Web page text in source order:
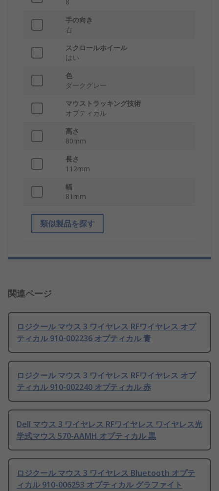
8
手の向き
右
スクロールホイール
はい
色
ダークグレー
マウストラッキング技術
オプティカル
高さ
80mm
長さ
112mm
幅
81mm
類似製品を探す
関連ページ
ロジクール マウス 3 ワイヤレス RFワイヤレス オプ
ティカル 910-002236 オプティカル 青
ロジクール マウス 3 ワイヤレス RFワイヤレス オプ
ティカル 910-002240 オプティカル 赤
Dell マウス 3 ワイヤレス RFワイヤレス ワイヤレス光
学式マウス 570-AAMH オプティカル 黒
ロジクール マウス 3 ワイヤレス Bluetooth オプテ
ィカル 910-006253 オプティカル グラファイト